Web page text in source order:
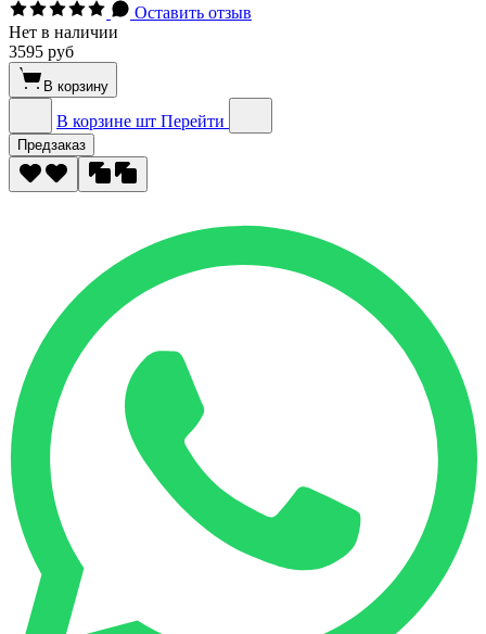
Оставить отзыв
Нет в наличии
3595 руб
В корзину
В корзине шт Перейти
Предзаказ